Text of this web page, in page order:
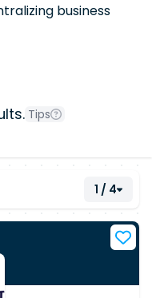
business
Tips
1 / 4